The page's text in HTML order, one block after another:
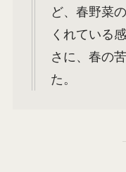
ど、春野菜
くれている
さに、春の
た。